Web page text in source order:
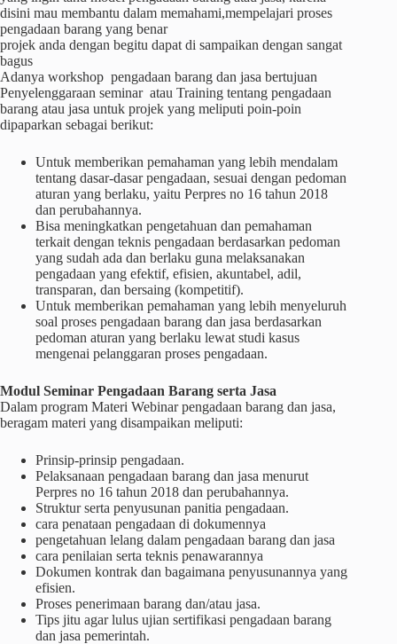
disini mau membantu dalam memahami,mempelajari proses
pengadaan barang yang benar
projek anda dengan begitu dapat di sampaikan dengan sangat
bagus
Adanya workshop pengadaan barang dan jasa bertujuan
Penyelenggaraan seminar atau Training tentang pengadaan
barang atau jasa untuk projek yang meliputi poin-poin
dipaparkan sebagai berikut:
Untuk memberikan pemahaman yang lebih mendalam
tentang dasar-dasar pengadaan, sesuai dengan pedoman
aturan yang berlaku, yaitu Perpres no 16 tahun 2018
dan perubahannya.
Bisa meningkatkan pengetahuan dan pemahaman
terkait dengan teknis pengadaan berdasarkan pedoman
yang sudah ada dan berlaku guna melaksanakan
pengadaan yang efektif, efisien, akuntabel, adil,
transparan, dan bersaing (kompetitif).
Untuk memberikan pemahaman yang lebih menyeluruh
soal proses pengadaan barang dan jasa berdasarkan
pedoman aturan yang berlaku lewat studi kasus
mengenai pelanggaran proses pengadaan.
Modul Seminar Pengadaan Barang serta Jasa
Dalam program Materi Webinar pengadaan barang dan jasa,
beragam materi yang disampaikan meliputi:
Prinsip-prinsip pengadaan.
Pelaksanaan pengadaan barang dan jasa menurut
Perpres no 16 tahun 2018 dan perubahannya.
Struktur serta penyusunan panitia pengadaan.
cara penataan pengadaan di dokumennya
pengetahuan lelang dalam pengadaan barang dan jasa
cara penilaian serta teknis penawarannya
Dokumen kontrak dan bagaimana penyusunannya yang
efisien.
Proses penerimaan barang dan/atau jasa.
Tips jitu agar lulus ujian sertifikasi pengadaan barang
dan jasa pemerintah.